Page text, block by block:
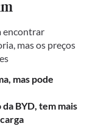
encontrar
mas os preços
mas pode
BYD, tem mais